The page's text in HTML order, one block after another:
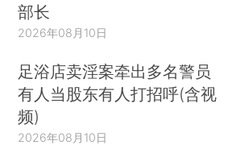
部长
2026年08月10日
足浴店卖淫案牵出多名警员
有人当股东有人打招呼(含视
频)
2026年08月10日